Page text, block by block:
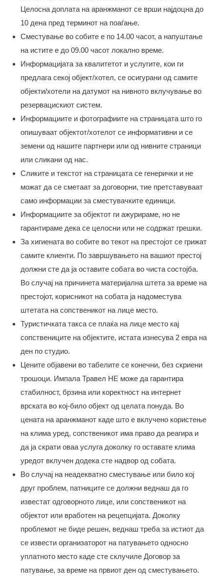
Целосна доплата на аранжманот се врши најдоцна до
10 дена пред терминот на поаѓање.
Сместување во собите е по 14.00 часот, а напуштање
на истите е до 09.00 часот локално време.
Информацијата за квалитетот и услугите, кои ги
предлага секој објект/хотел, се осигурани од самите
објекти/хотели на датумот на нивното вклучување во
резервацискиот систем.
Информациите и фотографиите на страницата што го
опишуваат објектот/хотелот се информативни и се
земени од нашите партнери или од нивните страници
или сликани од нас.
Сликите и текстот на страницата се генерички и не
можат да се сметаат за договорни, тие претставуваат
само информации за сместувачките единици.
Информациите за објектот ги ажурираме, но не
гарантираме дека се целосни или не содржат грешки.
За хигиената во собите во текот на престојот се грижат
самите клиенти. По завршувањето на вашиот престој
должни сте да ја оставите собата во чиста состојба.
Во случај на причинета материјална штета за време на
престојот, корисникот на собата ја надоместува
штетата на сопственикот на лице место.
Туристичката такса се плаќа на лице место кај
сопствениците на објектите, истата изнесува 2 евра на
ден по студио.
Цените објавени во табелите се конечни, без скриени
трошоци. Импала Травел НЕ може да гарантира
стабилност, брзина или коректност на интернет
врската во кој-било објект од целата понуда. Во
цената на аранжманот каде што е вклучено користење
на клима уред, сопственикот има право да реагира и
да ја скрати оваа услуга доколку го оставате клима
уредот вклучен додека сте надвор од собата.
Во случај на неадекватно сместување или било кој
друг проблем, патниците се должни веднаш да го
известат одговорното лице, или сопственикот на
објектот или вработен на рецепцијата. Доколку
проблемот не биде решен, веднаш треба за истиот да
се извести организаторот на патувањето односно
уплатното место каде сте склучиле Договор за
патување, за време на првиот ден од сместувањето.